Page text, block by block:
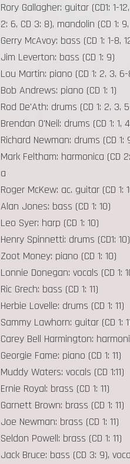
Rory Gallagher: guitar (CD1: 1-
2: 6, CD 3: 8), mandolin (CD 1:
Gerry McAvoy: bass (CD 1: 1-8,
Jim Leverton: bass (CD 1: 9)
Lou Martin: piano (CD 1: 2, 3,
Bob Andrews: piano (CD 1: 1)
Rod De'Ath: drums (CD 1: 2, 3,
Brendan O'Neil: drums (CD 1: 1,
Richard Newman: drums (CD 1:
Mark Feltham: harmonica (CD
a
Roger McKew: ac. guitar (CD 1:
Alan Jones: bass (CD 1: 10)
Leo Syer: harp (CD 1: 10)
Henry Spinnetti: drums (CD1: 10)
Zoot Money: piano (CD 1: 10)
Lonnie Donegan: vocals (CD 1:
Ric Grech: bass (CD 1: 11)
Herbie Lovelle: drums (CD 1: 11)
Sammy Lawhorn: guitar (CD 1:
Carey Bell Harmington:
Georgie Fame: piano (CD 1: 11)
Muddy Waters: vocals (CD 1:11)
Ernie Royal: brass (CD 1: 11)
Garnett Brown: brass (CD 1: 11)
Joe Newman: brass (CD 1: 11)
Seldon Powell: brass (CD 1: 11)
Jack Bruce: bass (CD 3: 9),